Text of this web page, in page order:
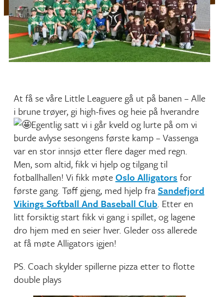
At få se våre Little Leaguere gå ut på banen – Alle
i brune trøyer, gi high-fives og heie på hverandre
Egentlig satt vi i går kveld og lurte på om vi
burde avlyse sesongens første kamp – Vassenga
var en stor innsjø etter flere dager med regn.
Men, som altid, fikk vi hjelp og tilgang til
fotballhallen! Vi fikk møteOslo Alligators for
første gang. Tøff gjeng, med hjelp fraSandefjord
Vikings Softball And Baseball Club. Etter en
litt forsiktig start fikk vi gang i spillet, og lagene
dro hjem med en seier hver. Gleder oss allerede
at få møte Alligators igjen!
PS. Coach skylder spillerne pizza etter to flotte
double plays